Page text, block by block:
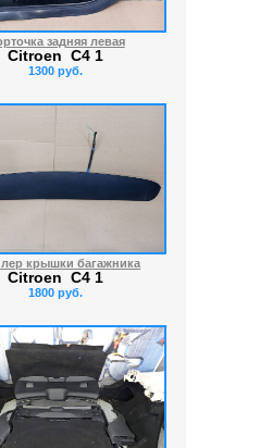
задняя левая
Citroen C4 1
1300 руб.
крышки багажника
Citroen C4 1
1800 руб.